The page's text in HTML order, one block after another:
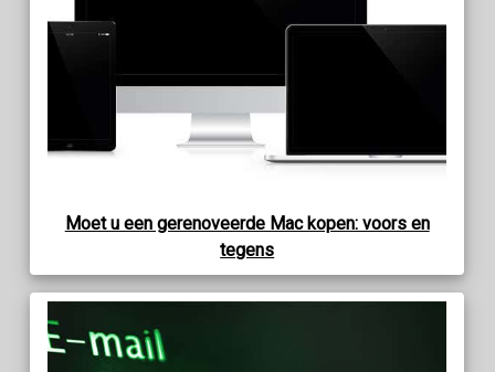
Moet u een gerenoveerde Mac kopen: voors en
tegens